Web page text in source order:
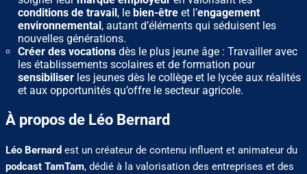
conditions de travail , le bien-êtreet l’engagement
environnemental , autant d’éléments qui séduisent les
nouvelles générations.
Créer des vocationsdès le plus jeune âge : Travailler avec
les établissements scolaires et de formation pour
sensibiliserles jeunes dès le collège et le lycée aux réalités
et aux opportunités qu’offre le secteur agricole.
À propos de Léo Bernard
Léo Bernard est un créateur de contenu influent et animateur du
podcast TamTam, dédié à la valorisation des entreprises et des